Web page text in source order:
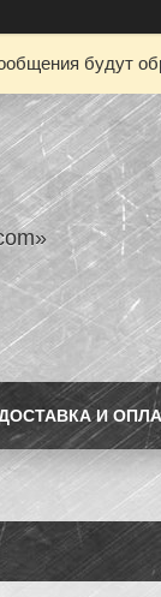
будут
И